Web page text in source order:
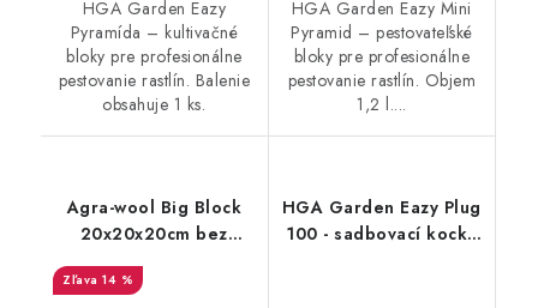
HGA Garden Eazy
Pyramída – kultivačné
bloky pre profesionálne
pestovanie rastlín. Balenie
obsahuje 1 ks.
HGA Garden Eazy Mini
Pyramid – pestovateľské
bloky pre profesionálne
pestovanie rastlín. Objem
1,2 l....
Agra-wool Big Block
20x20x20cm bez
otvorov
14 %
HGA Garden Eazy Plug
100 - sadbovací kocky